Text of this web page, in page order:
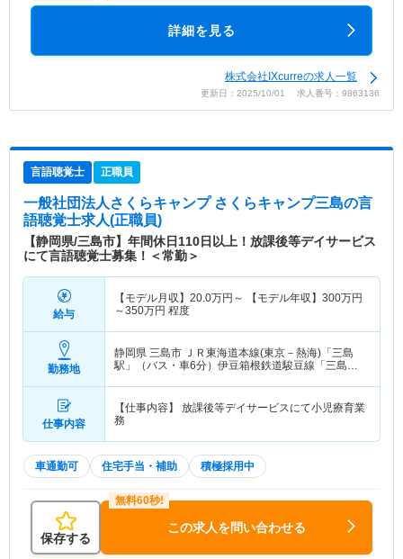
詳細を見る
株式会社IXcurreの求人一覧
更新日：2025/10/01 求人番号：9863136
言語聴覚士 正職員
一般社団法人さくらキャンプ さくらキャンプ三島の言
語聴覚士求人(正職員)
【静岡県/三島市】年間休日110日以上！放課後等デイサービス
にて言語聴覚士募集！＜常勤＞
給与
【モデル月収】 20.0万円～ 【モデル年収】 300万円
～350万円 程度
勤務地
静岡県 三島市 ＪＲ東海道本線(東京－熱海)「三島
駅」（バス・車6分）伊豆箱根鉄道駿豆線「三島
仕事内容
【仕事内容】 放課後等デイサービスにて小児療育業
務
車通勤可 住宅手当・補助 積極採用中
保存する
この求人を問い合わせる